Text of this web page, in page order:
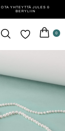
OTA YHTEYTTÄ JULES &
BERYLIIN
0